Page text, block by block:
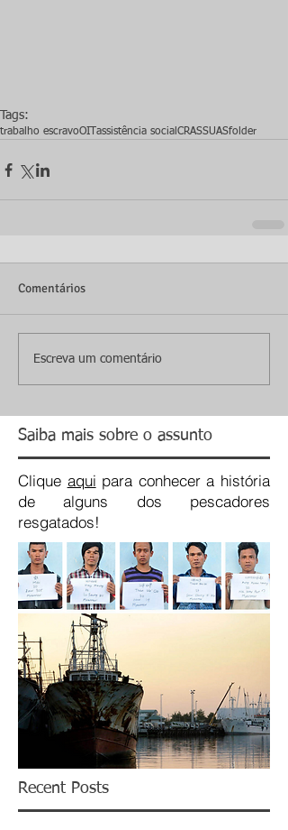
Tags:
trabalho escravoOIT assistência social CRASSUASfolder
Comentários
Escreva um comentário
Saiba mais sobre o assunto
Clique aqui para conhecer a história
de alguns dos pescadores
resgatados!
Recent Posts